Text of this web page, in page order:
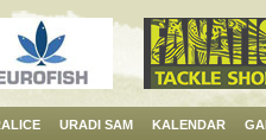
URADI SAM KALENDAR